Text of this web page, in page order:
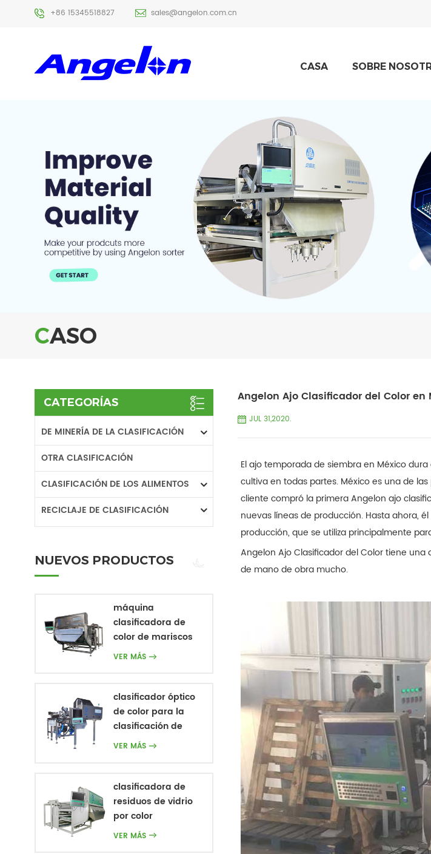
+86 15345518827 sales@angelon.com.cn
CASA SOBRE
CASO
Angelon Ajo Clasificador del Color en
JUL 31,2020.
El ajo temporada de siembra en México
cultiva en todas partes. México es una de
cliente compró la primera Angelon ajo
nuevas líneas de producción. Hasta ahora,
producción, que se utiliza principalmente
Angelon Ajo Clasificador del Color tiene
de mano de obra mucho.
CATEGORÍAS
DE MINERÍA DE LA CLASIFICACIÓN
OTRA CLASIFICACIÓN
CLASIFICACIÓN DE LOS ALIMENTOS
RECICLAJE DE CLASIFICACIÓN
NUEVOS PRODUCTOS
máquina
clasificadora de
color de mariscos
ópticos
VER MÁS
clasificador óptico
de color para la
clasificación de
frutas y verduras
VER MÁS
clasificadora de
residuos de vidrio
por color
VER MÁS